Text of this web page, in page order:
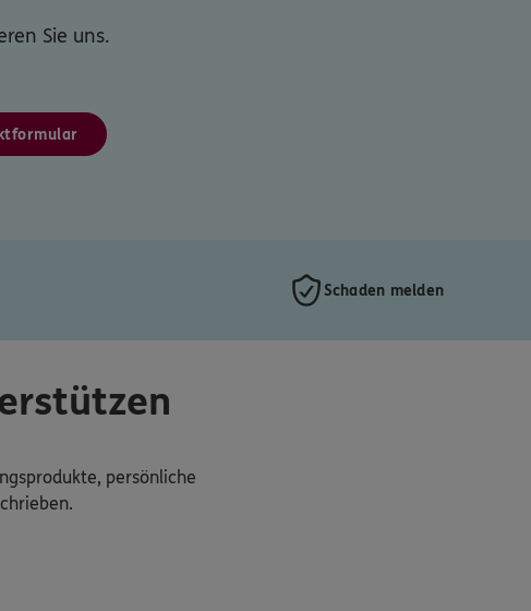
Sie uns.
Schaden melden
persönliche